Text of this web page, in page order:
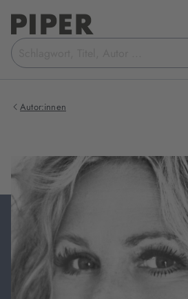
Suchbegriff
eingeben
Autor:innen